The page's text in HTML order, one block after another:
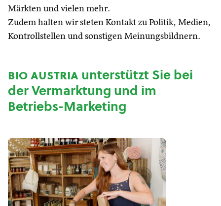
Märkten und vielen mehr.
Zudem halten wir steten Kontakt zu Politik, Medien,
Kontrollstellen und sonstigen Meinungsbildnern.
bio austriaunterstützt Sie bei
der Vermarktung und im
Betriebs-Marketing